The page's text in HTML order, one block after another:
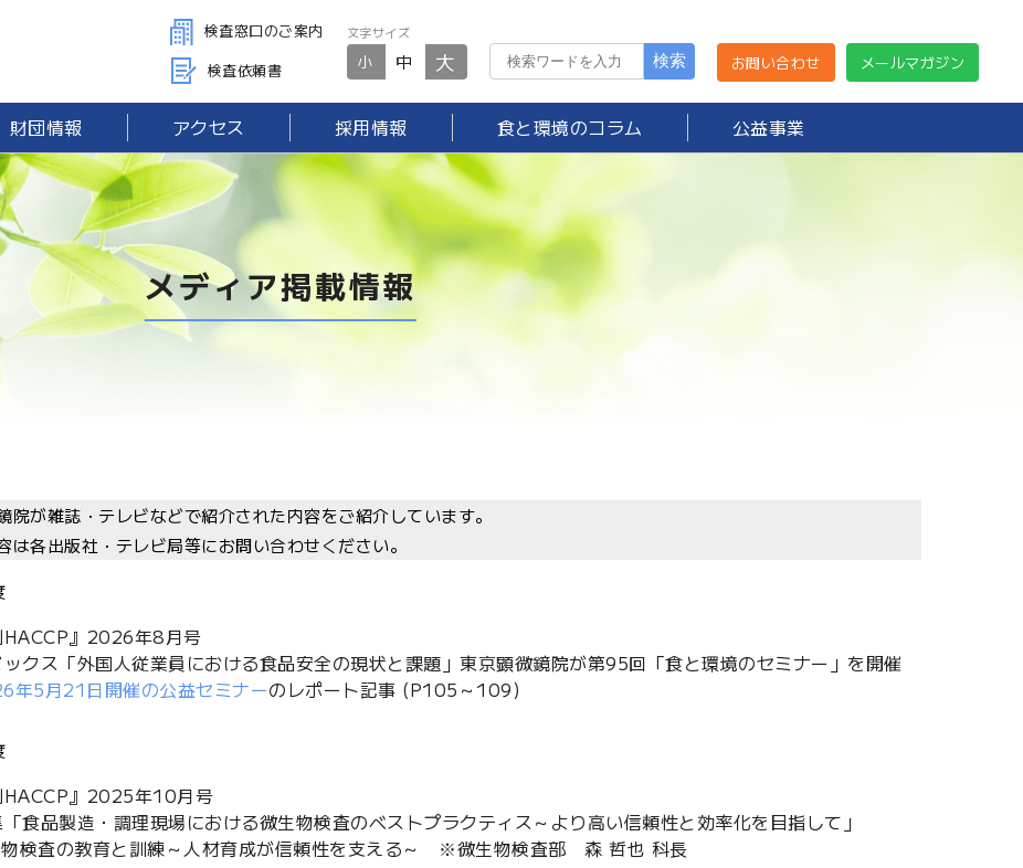
検査窓口のご案内
検査依頼書
文字サイズ
小 中 大 お問い合わせ メールマガジン
財団情報 アクセス 採用情報 食と環境のコラム 公益事業
メディア掲載情報
院が雑誌・テレビなどで紹介された内容をご紹介しています。
は各出版社・テレビ局等にお問い合わせください。
HACCP』2026年8月号
ックス「外国人従業員における食品安全の現状と課題」東京顕微鏡院が第95回「食と環境のセミナー」を開催
年5月21日開催の公益セミナーのレポート記事 (P105～109)
HACCP』2025年10月号
「食品製造・調理現場における微生物検査のベストプラクティス～より高い信頼性と効率化を目指して」
検査の教育と訓練～人材育成が信頼性を支える～ ※微生物検査部 森 哲也 科長